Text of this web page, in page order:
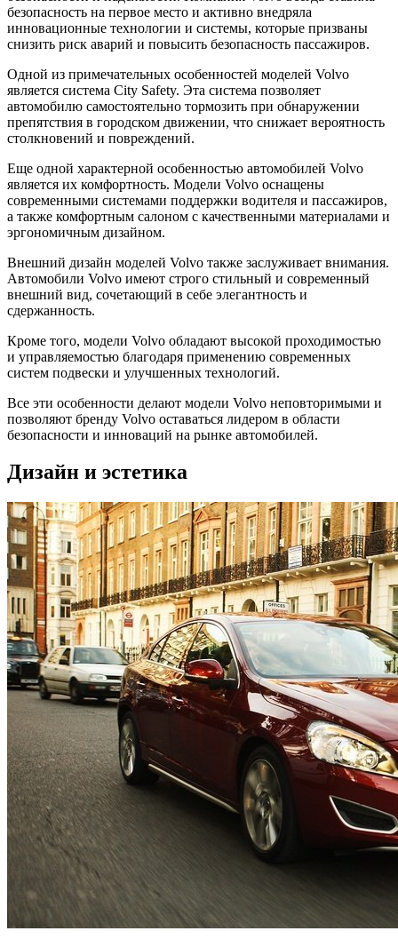
безопасность на первое место и активно внедряла
инновационные технологии и системы, которые призваны
снизить риск аварий и повысить безопасность пассажиров.
Одной из примечательных особенностей моделей Volvo
является система City Safety. Эта система позволяет
автомобилю самостоятельно тормозить при обнаружении
препятствия в городском движении, что снижает вероятность
столкновений и повреждений.
Еще одной характерной особенностью автомобилей Volvo
является их комфортность. Модели Volvo оснащены
современными системами поддержки водителя и пассажиров,
а также комфортным салоном с качественными материалами и
эргономичным дизайном.
Внешний дизайн моделей Volvo также заслуживает внимания.
Автомобили Volvo имеют строго стильный и современный
внешний вид, сочетающий в себе элегантность и
сдержанность.
Кроме того, модели Volvo обладают высокой проходимостью
и управляемостью благодаря применению современных
систем подвески и улучшенных технологий.
Все эти особенности делают модели Volvo неповторимыми и
позволяют бренду Volvo оставаться лидером в области
безопасности и инноваций на рынке автомобилей.
Дизайн и эстетика